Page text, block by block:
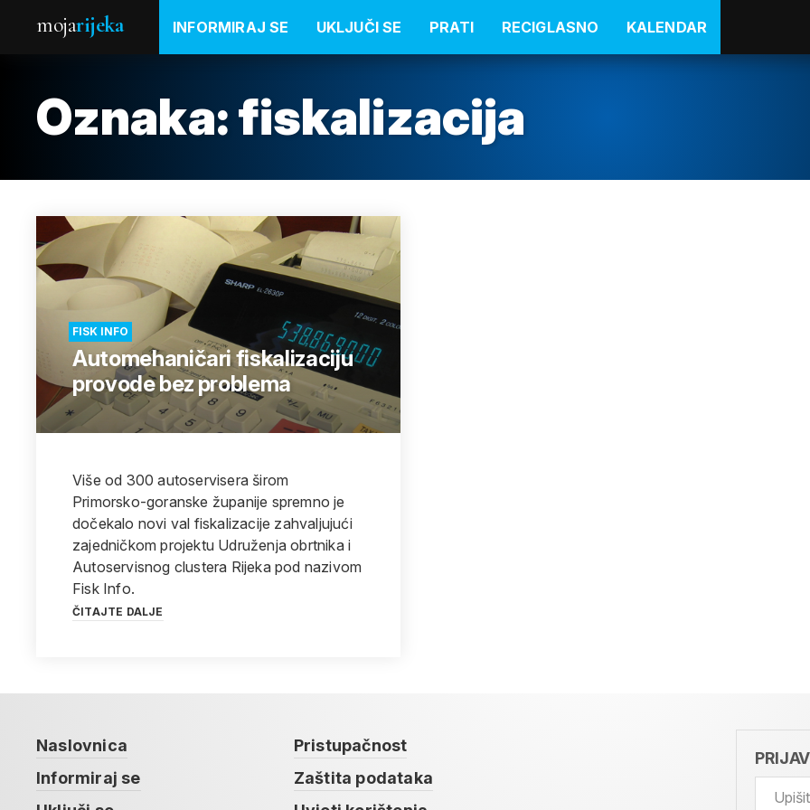
mojarijeka INFORMIRAJ SE UKLJUČI SE PRATI RECIGLASNO KALENDAR
Oznaka:fiskalizacija
FISK INFO
Automehaničari fiskalizaciju
provode bez problema
Više od 300 autoservisera širom
Primorsko-goranske županije spremno je
dočekalo novi val fiskalizacije zahvaljujući
zajedničkom projektu Udruženja obrtnika i
Autoservisnog clustera Rijeka pod nazivom
Fisk Info.
ČITAJTE DALJE
Naslovnica
Informiraj se
Pristupačnost
Zaštita podataka